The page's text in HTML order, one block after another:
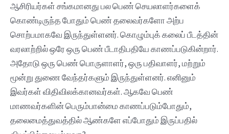
ஆசிரியர்கள் சங்கமானது பல பெண் செயலாளர்களைக்
கொண்டிருந்த போதும் பெண் தலைவர்களோ அற்ப
சொற்பமாகவே இருந்துள்ளனர். கொழும்புக் கலைப் பீடத்தின்
வரலாற்றில் ஒரே ஒரு பெண் பீடாதிபதியே காணப்படுகின்றார்.
அதோடு ஒரு பெண் பொருளாளர், ஒரு பதிவாளர், மற்றும்
மூன்று துணை வேந்தர்களும் இருந்துள்ளனர். எனினும்
இவர்கள் விதிவிலக்கானவர்கள். ஆகவே பெண்
மாணவர்களின் பெரும்பான்மை காணப்படும்போதும்,
தலைமைத்துவத்தில் ஆண்களே எப்போதும் இருப்பதில்